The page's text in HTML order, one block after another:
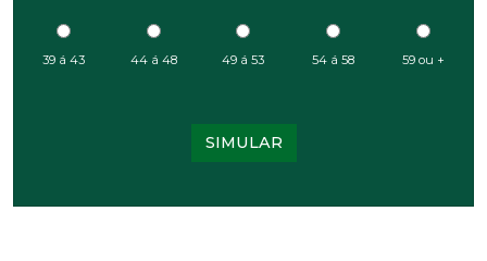
39 á 43 44 á 48 49 á 53 54 á 58 59 ou +
SIMULAR